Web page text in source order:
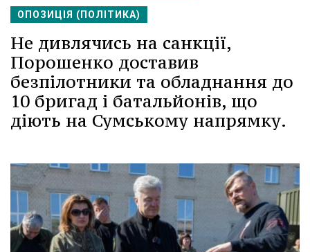
ОПОЗИЦІЯ (ПОЛІТИКА)
Не дивлячись на санкції,
Порошенко доставив
безпілотники та обладнання до
10 бригад і батальйонів, що
діють на Сумському напрямку.